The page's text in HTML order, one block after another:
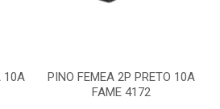
10A
PINO FEMEA 2P PRETO 10A
FAME 4172